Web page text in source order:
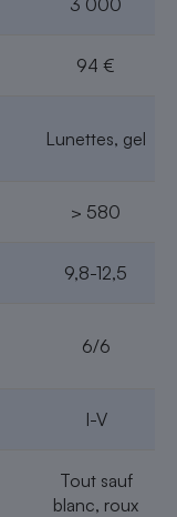
94 €
Lunettes, gel
> 580
9,8-12,5
6/6
I-V
Tout sauf
blanc, roux
Climatiseur -